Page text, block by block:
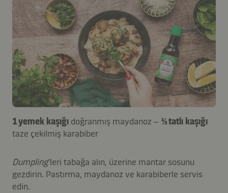
1 yemek kaşığı doğranmış maydanoz – ⅓ tatlı kaşığı
taze çekilmiş karabiber
Dumpling’leri tabağa alın, üzerine mantar sosunu
gezdirin. Pastırma, maydanoz ve karabiberle servis
edin.